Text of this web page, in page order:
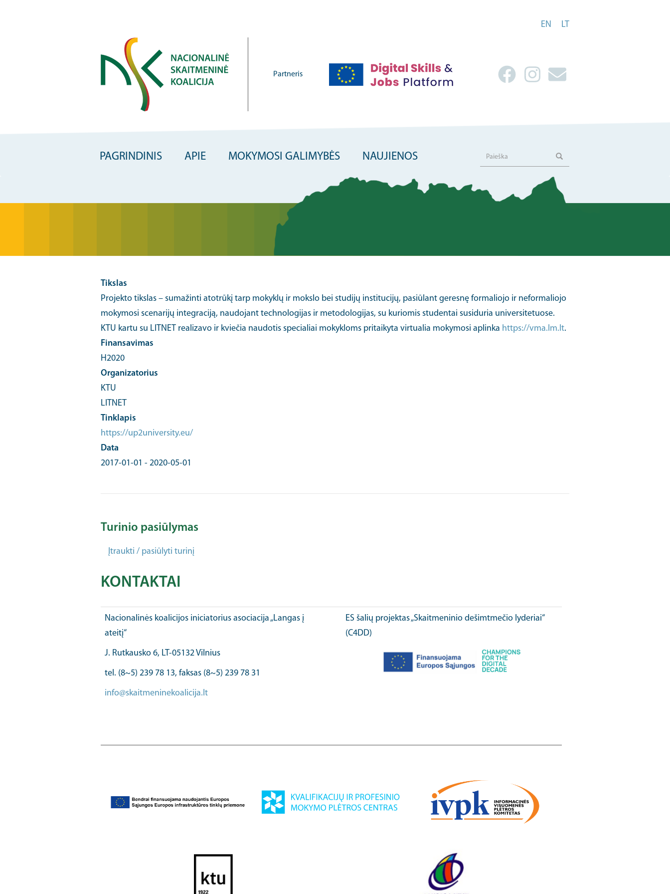
EN LT
Partneris
PAGRINDINIS APIE MOKYMOSI GALIMYBĖS NAUJIENOS Paieška Paieška
Tikslas
Projekto tikslas – sumažinti atotrūkį tarp mokyklų ir mokslo bei studijų institucijų, pasiūlant geresnę formaliojo ir neformaliojo
mokymosi scenarijų integraciją, naudojant technologijas ir metodologijas, su kuriomis studentai susiduria universitetuose.
KTU kartu su LITNET realizavo ir kviečia naudotis specialiai mokykloms pritaikyta virtualia mokymosi aplinka https://vma.lm.lt.
Finansavimas
H2020
Organizatorius
KTU
LITNET
Tinklapis
https://up2university.eu/
Data
2017-01-01 - 2020-05-01
Turinio pasiūlymas
Įtraukti / pasiūlyti turinį
KONTAKTAI
Nacionalinės koalicijos iniciatorius asociacija „Langas į
ateitį“
J. Rutkausko 6, LT-05132 Vilnius
tel. (8~5) 239 78 13, faksas (8~5) 239 78 31
info@skaitmeninekoalicija.lt
ES šalių projektas „Skaitmeninio dešimtmečio lyderiai“
(C4DD)